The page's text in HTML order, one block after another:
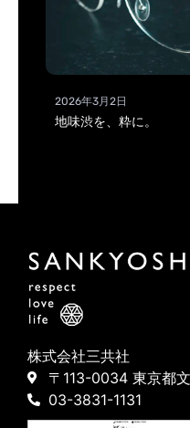
2026年3月2日
地味渋を、粋に。
株式会社三共社
〒113-0034 東京都
03-3831-1131